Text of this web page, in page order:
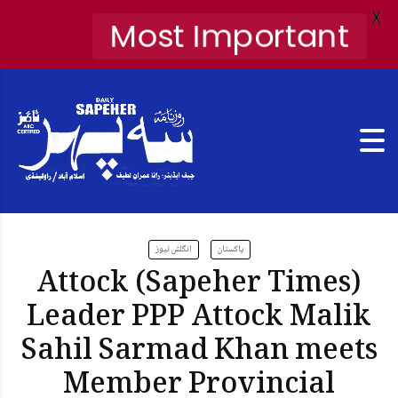
انگلش نیوز پاکستان
Attock (Sapeher Times)
Leader PPP Attock Malik
Sahil Sarmad Khan meets
Member Provincial
Most Important X